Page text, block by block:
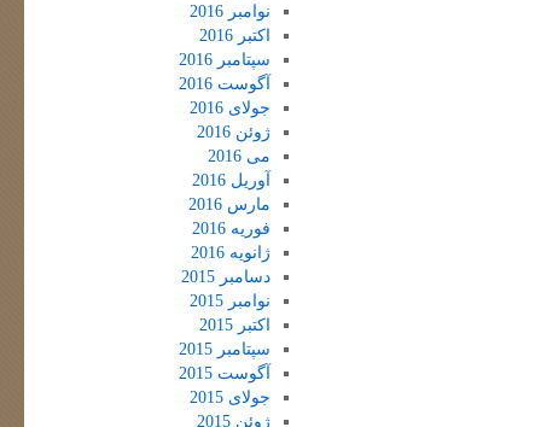
نوامبر 2016
اکتبر 2016
سپتامبر 2016
آگوست 2016
جولای 2016
ژوئن 2016
می 2016
آوریل 2016
مارس 2016
فوریه 2016
ژانویه 2016
دسامبر 2015
نوامبر 2015
اکتبر 2015
سپتامبر 2015
آگوست 2015
جولای 2015
ژوئن 2015